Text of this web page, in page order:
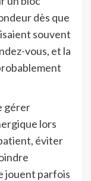
dès que
souvent
vous, et la
gérer
lors
éviter
jouent parfois